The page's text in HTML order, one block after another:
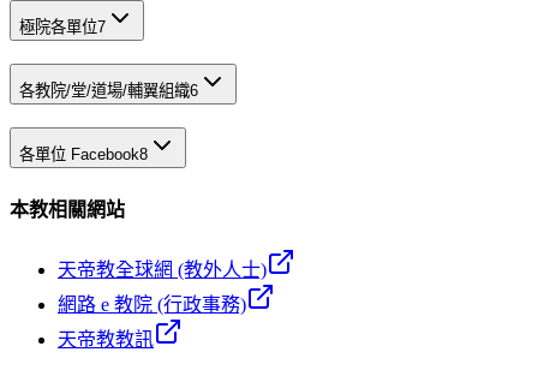
極院各單位7
各教院/堂/道場/輔翼組織6
各單位 Facebook8
本教相關網站
天帝教全球網 (教外人士)
網路 e 教院 (行政事務)
天帝教教訊